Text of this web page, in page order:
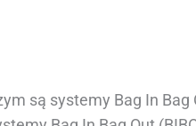
są systemy Bag In Bag